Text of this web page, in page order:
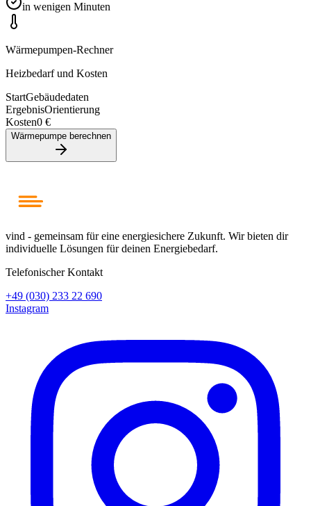
in wenigen Minuten
Wärmepumpen-Rechner
Heizbedarf und Kosten
StartGebäudedaten
ErgebnisOrientierung
Kosten0 €
Wärmepumpe berechnen
vind - gemeinsam für eine energiesichere Zukunft. Wir bieten dir
individuelle Lösungen für deinen Energiebedarf.
Telefonischer Kontakt
+49 (030) 233 22 690
Instagram